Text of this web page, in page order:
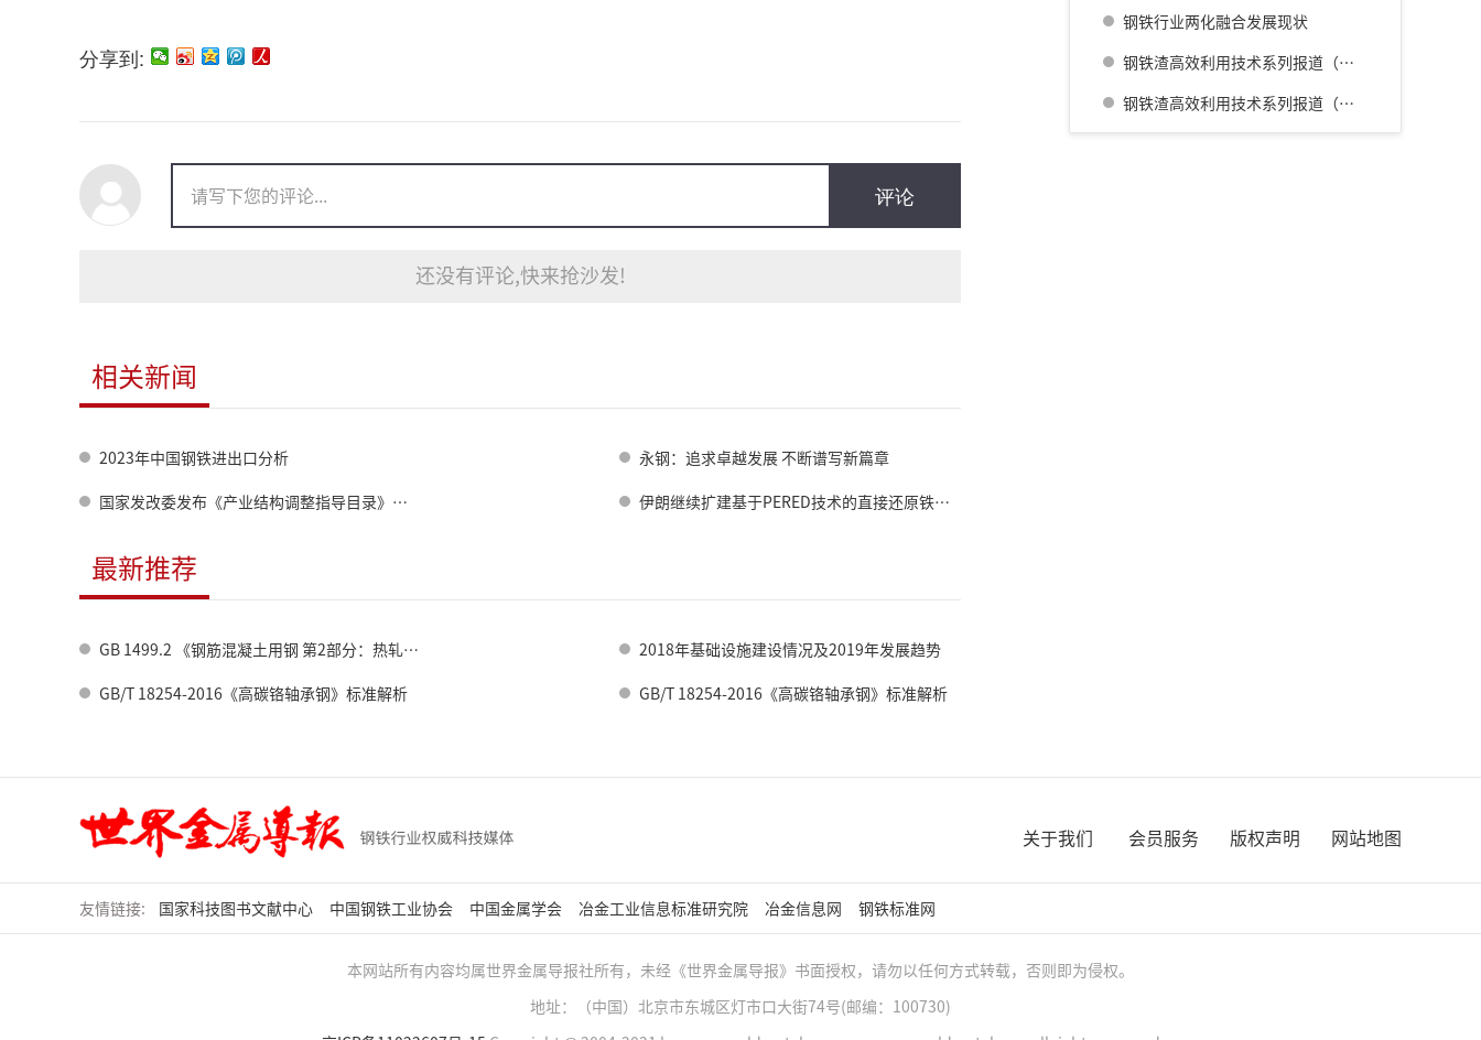
分享到:
评论
还没有评论,快来抢沙发!
相关新闻
2023年中国钢铁进出口分析 永钢：追求卓越发展 不断谱写新篇章
国家发改委发布《产业结构调整指导目录》（2023 年本，征求意见稿）》 伊朗继续扩建基于PERED技术的直接还原铁工厂
最新推荐
GB 1499.2 《钢筋混凝土用钢 第2部分：热轧带肋钢筋》标准修订情况 2018年基础设施建设情况及2019年发展趋势
GB/T 18254-2016《高碳铬轴承钢》标准解析 GB/T 18254-2016《高碳铬轴承钢》标准解析
钢铁行业两化融合发展现状
钢铁渣高效利用技术系列报道（三） 名古屋厂铁水预处理炉渣肥料化的开发
钢铁渣高效利用技术系列报道（四） 广畑厂灰石材生产利用技术的开发
关于我们 会员服务 版权声明 网站地图
友情链接: 国家科技图书文献中心 中国钢铁工业协会 中国金属学会 冶金工业信息标准研究院 冶金信息网 钢铁标准网
本网站所有内容均属世界金属导报社所有，未经《世界金属导报》书面授权，请勿以任何方式转载，否则即为侵权。
地址：（中国）北京市东城区灯市口大街74号(邮编：100730)